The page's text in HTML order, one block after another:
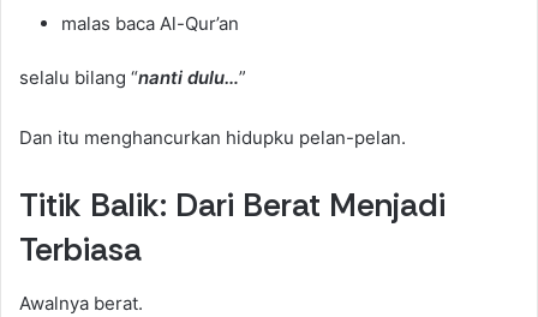
malas baca Al-Qur’an
selalu bilang “nanti dulu…”
Dan itu menghancurkan hidupku pelan-pelan.
Titik Balik: Dari Berat Menjadi
Terbiasa
Awalnya berat.